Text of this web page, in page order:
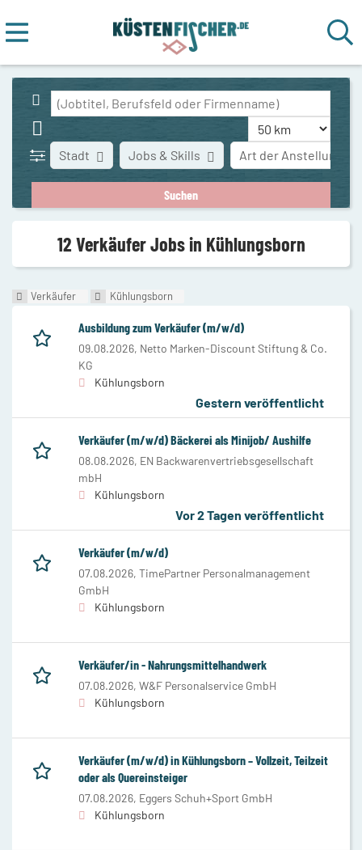
Stadt Art der Anstellung
Jobs & Skills
12 Verkäufer Jobs in Kühlungsborn
Verkäufer Kühlungsborn
Ausbildung zum Verkäufer (m/w/d)
09.08.2026, Netto Marken-Discount Stiftung & Co.
KG
Kühlungsborn
Gestern veröffentlicht
Verkäufer (m/w/d) Bäckerei als Minijob/ Aushilfe
08.08.2026, EN Backwarenvertriebsgesellschaft
mbH
Kühlungsborn
Vor 2 Tagen veröffentlicht
Verkäufer (m/w/d)
07.08.2026, TimePartner Personalmanagement
GmbH
Kühlungsborn
Verkäufer/in - Nahrungsmittelhandwerk
07.08.2026, W&F Personalservice GmbH
Kühlungsborn
Verkäufer (m/w/d) in Kühlungsborn – Vollzeit, Teilzeit
oder als Quereinsteiger
07.08.2026, Eggers Schuh+Sport GmbH
Kühlungsborn